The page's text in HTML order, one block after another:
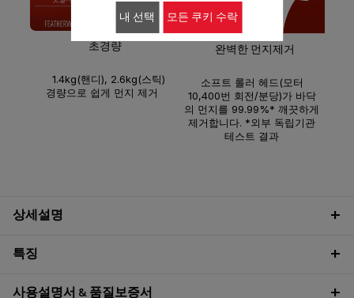
초경량
1.4kg(핸디), 2.6kg(스틱)
경량으로 쉽게 먼지 제거
완벽한 먼지제거
소프트 롤러 헤드(모터
10,400번 회전/분당)가 바닥
의 먼지를 99.99%* 깨끗하게
제거합니다. *외부 독립기관
테스트 결과
상세설명
특징
사용설명서 & 품질보증서
내 선택 모든 쿠키 수락